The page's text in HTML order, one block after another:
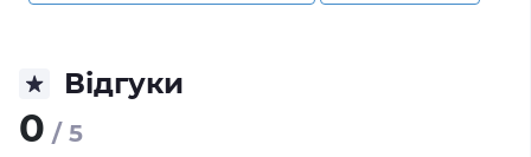
Відгуки
0 / 5